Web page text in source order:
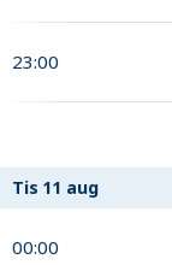
23:00
Tis 11 aug
00:00